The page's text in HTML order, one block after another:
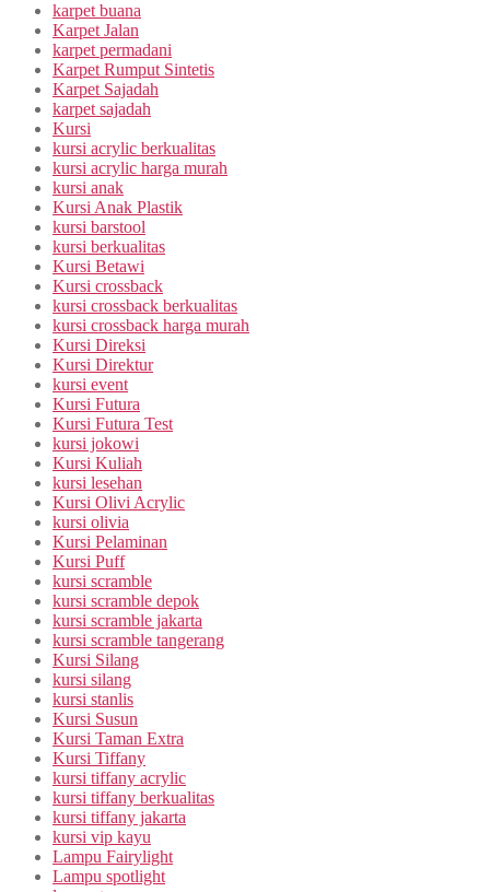
karpet buana
Karpet Jalan
karpet permadani
Karpet Rumput Sintetis
Karpet Sajadah
karpet sajadah
Kursi
kursi acrylic berkualitas
kursi acrylic harga murah
kursi anak
Kursi Anak Plastik
kursi barstool
kursi berkualitas
Kursi Betawi
Kursi crossback
kursi crossback berkualitas
kursi crossback harga murah
Kursi Direksi
Kursi Direktur
kursi event
Kursi Futura
Kursi Futura Test
kursi jokowi
Kursi Kuliah
kursi lesehan
Kursi Olivi Acrylic
kursi olivia
Kursi Pelaminan
Kursi Puff
kursi scramble
kursi scramble depok
kursi scramble jakarta
kursi scramble tangerang
Kursi Silang
kursi silang
kursi stanlis
Kursi Susun
Kursi Taman Extra
Kursi Tiffany
kursi tiffany acrylic
kursi tiffany berkualitas
kursi tiffany jakarta
kursi vip kayu
Lampu Fairylight
Lampu spotlight